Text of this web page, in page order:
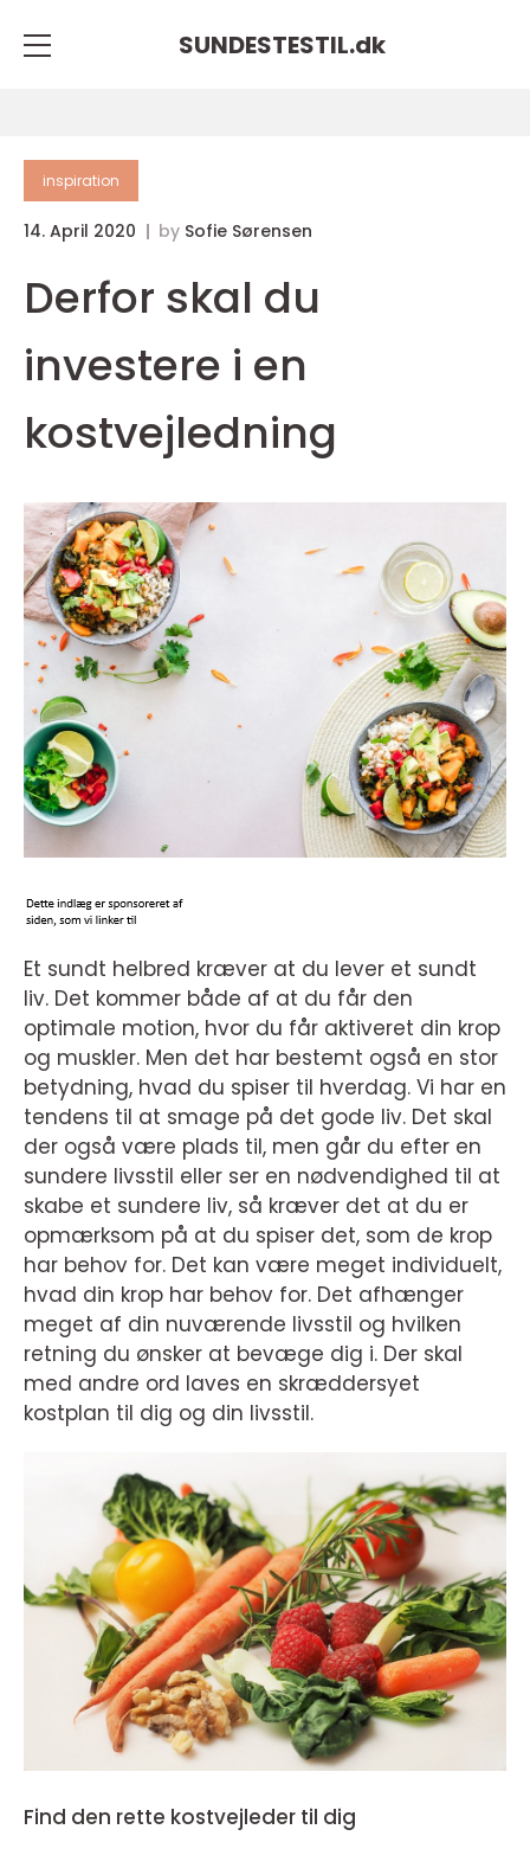
SUNDESTESTIL.dk
inspiration
14. April 2020 by Sofie Sørensen
Derfor skal du
investere i en
kostvejledning
Et sundt helbred kræver at du lever et sundt
liv. Det kommer både af at du får den
optimale motion, hvor du får aktiveret din krop
og muskler. Men det har bestemt også en stor
betydning, hvad du spiser til hverdag. Vi har en
tendens til at smage på det gode liv. Det skal
der også være plads til, men går du efter en
sundere livsstil eller ser en nødvendighed til at
skabe et sundere liv, så kræver det at du er
opmærksom på at du spiser det, som de krop
har behov for. Det kan være meget individuelt,
hvad din krop har behov for. Det afhænger
meget af din nuværende livsstil og hvilken
retning du ønsker at bevæge dig i. Der skal
med andre ord laves en skræddersyet
kostplan til dig og din livsstil.
Find den rette kostvejleder til dig